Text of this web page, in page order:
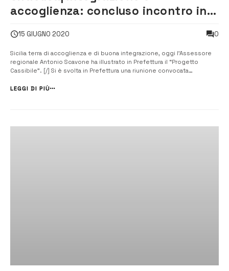
accoglienza: concluso incontro in
15 GIUGNO 2020 0
Sicilia terra di accoglienza e di buona integrazione, oggi l’Assessore
regionale Antonio Scavone ha illustrato in Prefettura il “Progetto
Cassibile”. [/] Si è svolta in Prefettura una riunione convocata
Lavoro, Antonio Scavone d’intesa con il Prefetto di Siracusa, Giusi
LEGGI DI PIÙ